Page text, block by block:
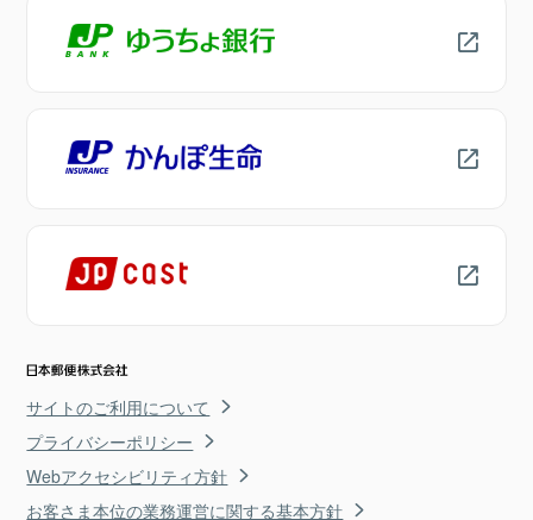
サイトのご利用について
プライバシーポリシー
Webアクセシビリティ方針
お客さま本位の業務運営に関する基本方針